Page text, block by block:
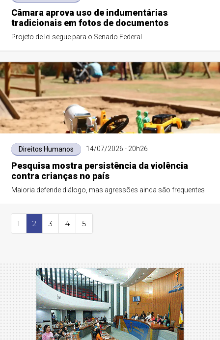
Câmara aprova uso de indumentárias
tradicionais em fotos de documentos
Projeto de lei segue para o Senado Federal
Direitos Humanos 14/07/2026 - 20h26
Pesquisa mostra persistência da violência
contra crianças no país
Maioria defende diálogo, mas agressões ainda são frequentes
1 2 3 4 5